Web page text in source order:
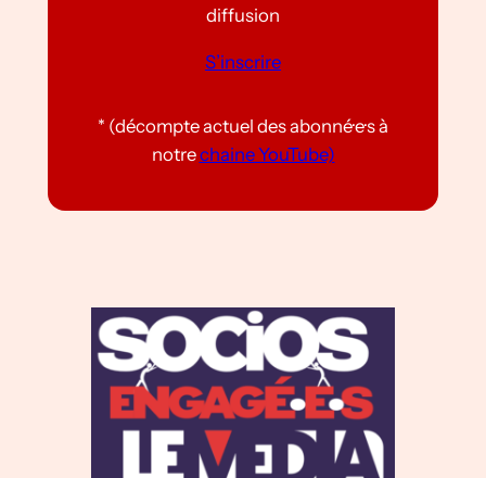
diffusion
S’inscrire
* (décompte actuel des abonné·e·s à
notrechaine YouTube)